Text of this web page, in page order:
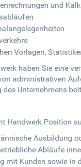
und
Vorlagen,
haben Sie eine
administrativen
Unternehmens
Handwerk Position
Ausbildung
Abläufe
mit Kunden sowie in